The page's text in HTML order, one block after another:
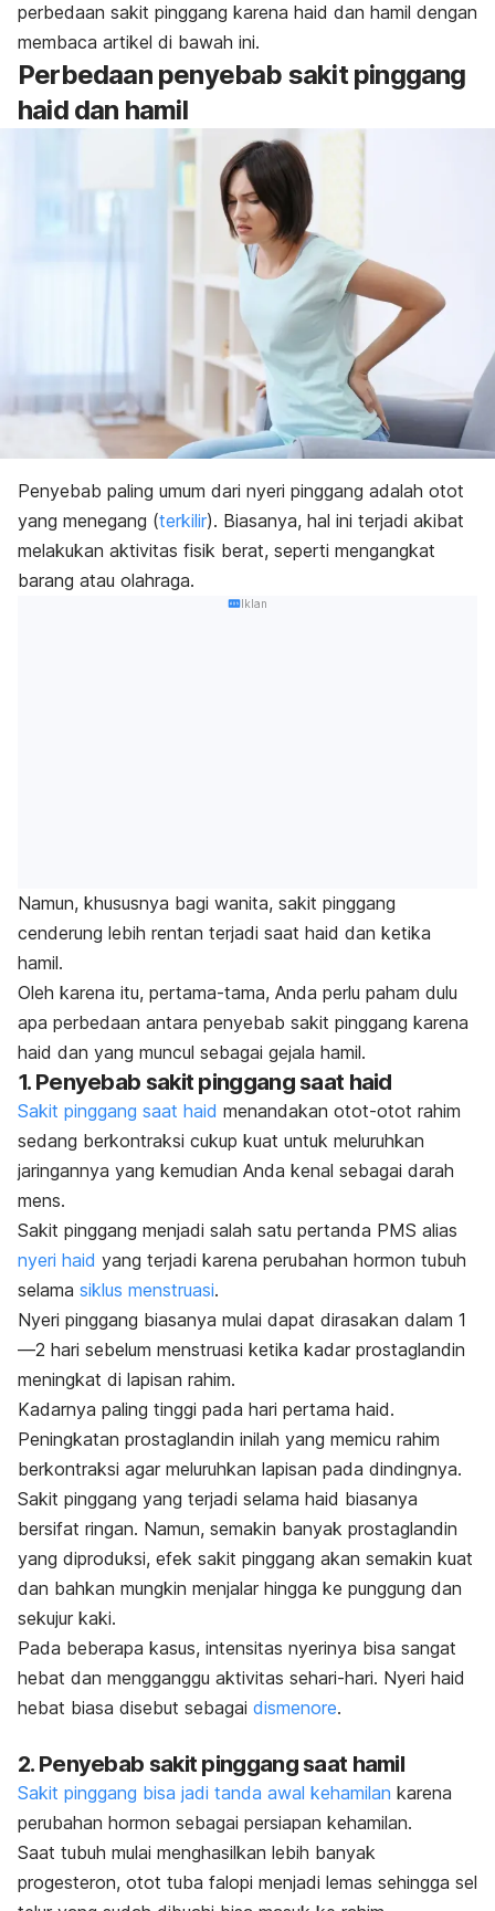
perbedaan sakit pinggang karena haid dan hamil dengan
membaca artikel di bawah ini.
Perbedaan penyebab sakit pinggang
haid dan hamil
Penyebab paling umum dari nyeri pinggang adalah otot
yang menegang (terkilir). Biasanya, hal ini terjadi akibat
melakukan aktivitas fisik berat, seperti mengangkat
barang atau olahraga.
Iklan
Namun, khususnya bagi wanita, sakit pinggang
cenderung lebih rentan terjadi saat haid dan ketika
hamil.
Oleh karena itu, pertama-tama, Anda perlu paham dulu
apa perbedaan antara penyebab sakit pinggang karena
haid dan yang muncul sebagai gejala hamil.
1. Penyebab sakit pinggang saat haid
Sakit pinggang saat haid menandakan otot-otot rahim
sedang berkontraksi cukup kuat untuk meluruhkan
jaringannya yang kemudian Anda kenal sebagai darah
mens.
Sakit pinggang menjadi salah satu pertanda PMS alias
nyeri haid yang terjadi karena perubahan hormon tubuh
selama siklus menstruasi.
Nyeri pinggang biasanya mulai dapat dirasakan dalam 1
—2 hari sebelum menstruasi ketika kadar prostaglandin
meningkat di lapisan rahim.
Kadarnya paling tinggi pada hari pertama haid.
Peningkatan prostaglandin inilah yang memicu rahim
berkontraksi agar meluruhkan lapisan pada dindingnya.
Sakit pinggang yang terjadi selama haid biasanya
bersifat ringan. Namun, semakin banyak prostaglandin
yang diproduksi, efek sakit pinggang akan semakin kuat
dan bahkan mungkin menjalar hingga ke punggung dan
sekujur kaki.
Pada beberapa kasus, intensitas nyerinya bisa sangat
hebat dan mengganggu aktivitas sehari-hari. Nyeri haid
hebat biasa disebut sebagai dismenore.
2. Penyebab sakit pinggang saat hamil
Sakit pinggang bisa jadi tanda awal kehamilan karena
perubahan hormon sebagai persiapan kehamilan.
Saat tubuh mulai menghasilkan lebih banyak
progesteron, otot tuba falopi menjadi lemas sehingga sel